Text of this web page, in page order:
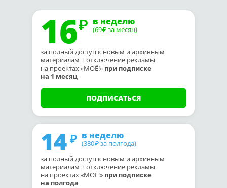
16 в неделю
(69₽ за месяц)
за полный доступ к новым и архивным
материалам + отключение рекламы
на проектах «МОЁ!» при подписке
на 1 месяц
ПОДПИСАТЬСЯ
14 в неделю
(380₽ за полгода)
за полный доступ к новым и архивным
материалам + отключение рекламы
на проектах «МОЁ!» при подписке
на полгода